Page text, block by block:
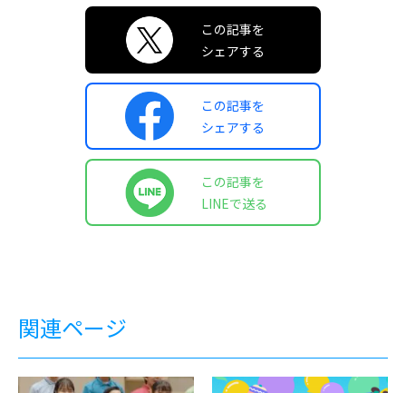
この記事を
シェアする
この記事を
シェアする
この記事を
LINEで送る
関連ページ